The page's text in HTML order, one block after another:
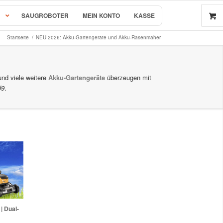
Akku-Power
Preis*
SAUGROBOTER MEIN KONTO KASSE
Startseite / NEU 2026: Akku-Gartengeräte und Akku-Rasenmäher
viele weitere Akku-Gartengeräte überzeugen mit
.
| Dual-